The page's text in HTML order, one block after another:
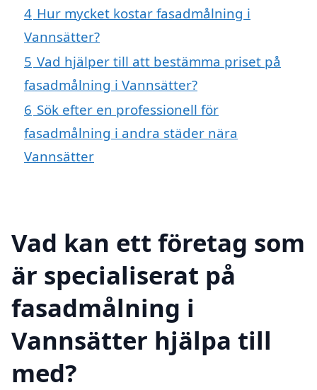
4 Hur mycket kostar fasadmålning i
Vannsätter?
5 Vad hjälper till att bestämma priset på
fasadmålning i Vannsätter?
6 Sök efter en professionell för
fasadmålning i andra städer nära
Vannsätter
Vad kan ett företag som
är specialiserat på
fasadmålning i
Vannsätter hjälpa till
med?